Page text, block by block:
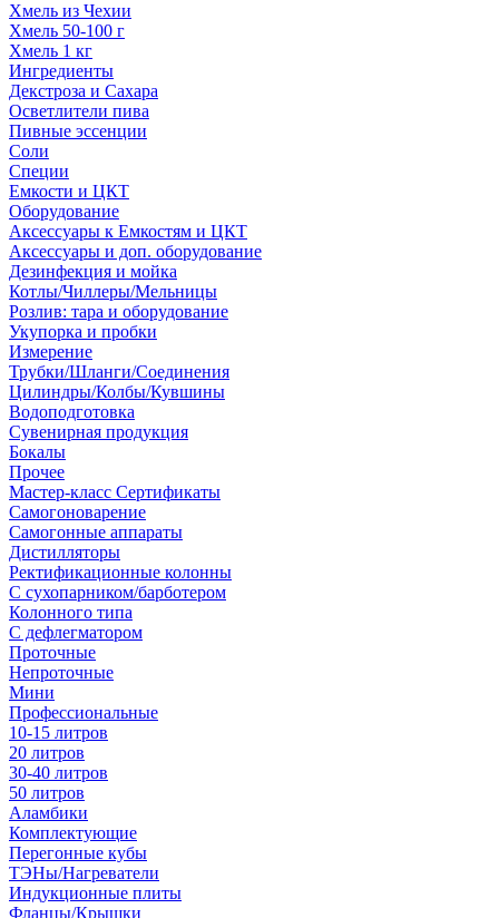
Хмель из Чехии
Хмель 50-100 г
Хмель 1 кг
Ингредиенты
Декстроза и Сахара
Осветлители пива
Пивные эссенции
Соли
Специи
Емкости и ЦКТ
Оборудование
Аксессуары к Емкостям и ЦКТ
Аксессуары и доп. оборудование
Дезинфекция и мойка
Котлы/Чиллеры/Мельницы
Розлив: тара и оборудование
Укупорка и пробки
Измерение
Трубки/Шланги/Соединения
Цилиндры/Колбы/Кувшины
Водоподготовка
Сувенирная продукция
Бокалы
Прочее
Мастер-класс Сертификаты
Самогоноварение
Самогонные аппараты
Дистилляторы
Ректификационные колонны
С сухопарником/барботером
Колонного типа
С дефлегматором
Проточные
Непроточные
Мини
Профессиональные
10-15 литров
20 литров
30-40 литров
50 литров
Аламбики
Комплектующие
Перегонные кубы
ТЭНы/Нагреватели
Индукционные плиты
Фланцы/Крышки